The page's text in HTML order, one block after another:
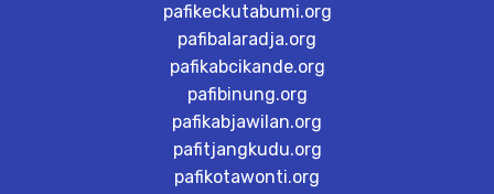
pafikeckutabumi.org
pafibalaradja.org
pafikabcikande.org
pafibinung.org
pafikabjawilan.org
pafitjangkudu.org
pafikotawonti.org